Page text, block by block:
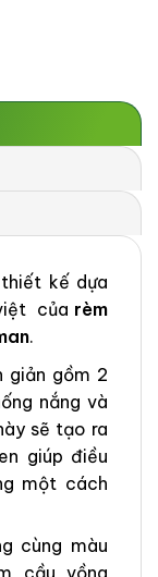
kế dựa
của rèm
.
giản gồm 2
nắng và
sẽ tạo ra
giúp điều
một cách
cùng màu